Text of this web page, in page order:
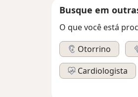
Busque em
O que você está
Otorrino
Cardiologista